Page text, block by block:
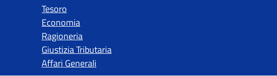
Tesoro
Economia
Ragioneria
Giustizia Tributaria
Affari Generali